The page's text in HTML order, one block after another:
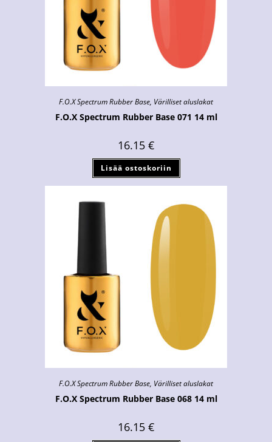
F.O.X Spectrum Rubber Base, Värilliset aluslakat
F.O.X Spectrum Rubber Base 071 14 ml
16.15 €
Lisää ostoskoriin
F.O.X Spectrum Rubber Base, Värilliset aluslakat
F.O.X Spectrum Rubber Base 068 14 ml
16.15 €